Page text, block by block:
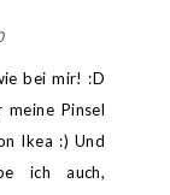
bei mir! :D
Pinsel
Ikea :) Und
ich auch,